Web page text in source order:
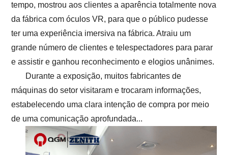
tempo, mostrou aos clientes a aparência totalmente nova
da fábrica com óculos VR, para que o público pudesse
ter uma experiência imersiva na fábrica. Atraiu um
grande número de clientes e telespectadores para parar
e assistir e ganhou reconhecimento e elogios unânimes.
Durante a exposição, muitos fabricantes de
máquinas do setor visitaram e trocaram informações,
estabelecendo uma clara intenção de compra por meio
de uma comunicação aprofundada...